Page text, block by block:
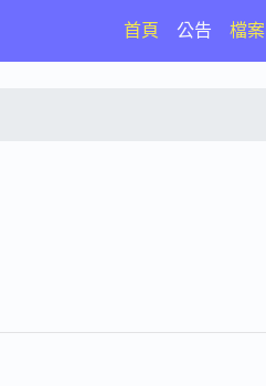
首頁(current)
公告 檔案